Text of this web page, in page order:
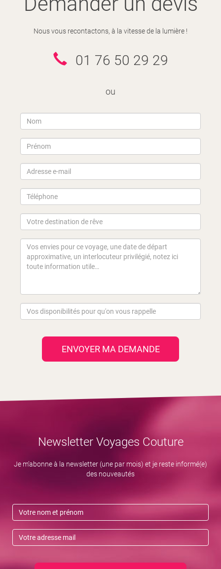
Nous vous recontactons, à la vitesse de la lumière !
01 76 50 29 29
ou
ENVOYER MA DEMANDE
Newsletter Voyages Couture
Je m’abonne à la newsletter (une par mois) et je reste informé(e)
des nouveautés